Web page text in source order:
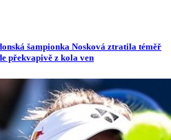
šampionka Nosková ztratila téměř
překvapivě z kola ven